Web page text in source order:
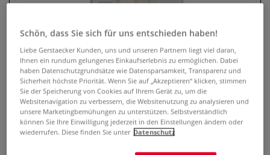
pébéo Spalterpinsel 2er-Set,
weiße Synthetikborsten
Schön, dass Sie sich für uns entschieden haben!
Liebe Gerstaecker Kunden, uns und unseren Partnern liegt viel daran,
Ihnen ein rundum gelungenes Einkaufserlebnis zu ermöglichen. Dabei
haben Datenschutzgrundsätze wie Datensparsamkeit, Transparenz und
Sicherheit höchste Priorität. Wenn Sie auf „Akzeptieren“ klicken, stimmen
Sie der Speicherung von Cookies auf Ihrem Gerät zu, um die
Websitenavigation zu verbessern, die Websitenutzung zu analysieren und
unsere Marketingbemühungen zu unterstützen. Selbstverständlich
können Sie Ihre Einwilligung jederzeit in den Einstellungen ändern oder
wiederrufen. Diese finden Sie unter Datenschutz